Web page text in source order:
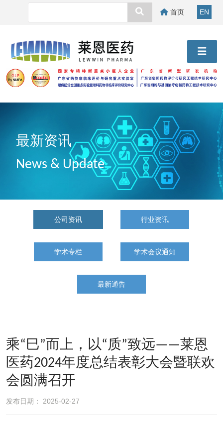
首页 EN
最新资讯
News & Update
公司资讯 行业资讯
学术专栏 学术会议通知
最新通告
乘“巳”而上，以“质”致远——莱恩
医药2024年度总结表彰大会暨联欢
会圆满召开
发布日期： 2025-02-27